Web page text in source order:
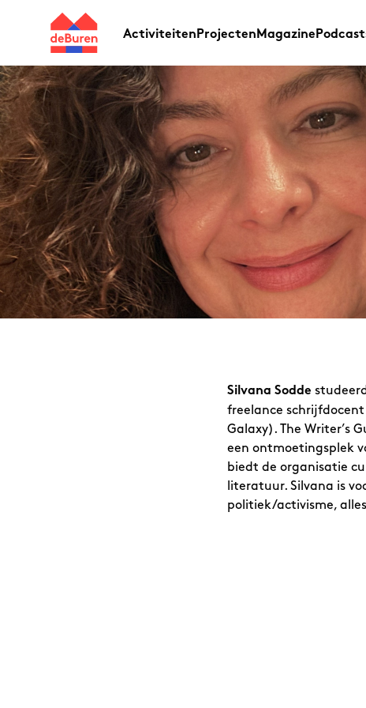
ActiviteitenProjectenMagazine
Silvana Sodde
freelance
Galaxy). The Writer’s
een ontmoetingsplek
biedt de organisatie
literatuur. Silvana is
politiek/activisme,